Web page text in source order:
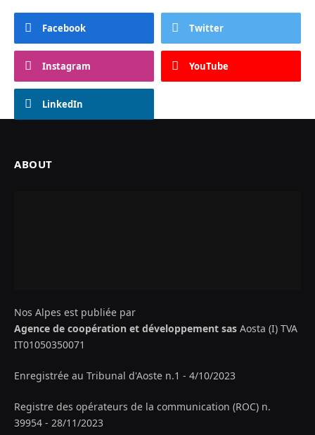
Facebook Twitter
Instagram YouTube
LinkedIn
ABOUT
Nos Alpes est publiée par
Agence de coopération et développement sas Aosta (I) TVA
IT01050350071
Enregistrée au Tribunal d'Aoste n.1 - 4/10/2023
Registre des opérateurs de la communication (ROC) n.
39954 - 28/11/2023